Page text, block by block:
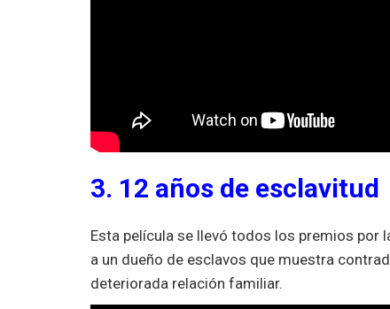
3. 12 años de esclavitud
Esta película se llevó todos los premios por
a un dueño de esclavos que muestra
deteriorada relación familiar.